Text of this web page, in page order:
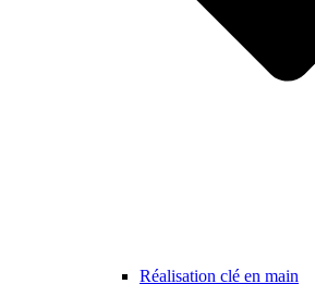
Réalisation clé en main